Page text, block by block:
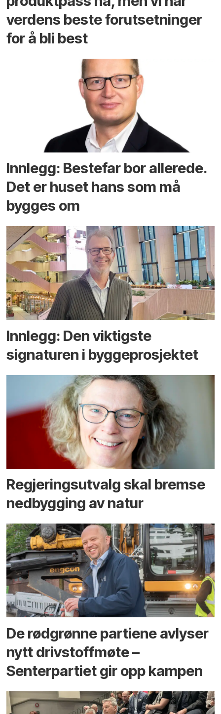
verdens beste forutsetninger
for å bli best
Innlegg: Bestefar bor allerede.
Det er huset hans som må
bygges om
Innlegg: Den viktigste
signaturen i bygge­­prosjektet
Regjerings­utvalg skal bremse
ned­bygging av natur
De rødgrønne partiene avlyser
nytt drivstoffmøte –
Senterpartiet gir opp kampen